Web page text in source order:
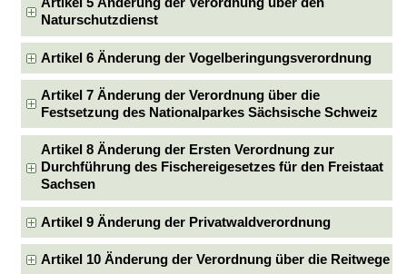
Artikel 5 Änderung der Verordnung über den
Naturschutzdienst
Artikel 6 Änderung der Vogelberingungsverordnung
Artikel 7 Änderung der Verordnung über die
Festsetzung des Nationalparkes Sächsische Schweiz
Artikel 8 Änderung der Ersten Verordnung zur
Durchführung des Fischereigesetzes für den Freistaat
Sachsen
Artikel 9 Änderung der Privatwaldverordnung
Artikel 10 Änderung der Verordnung über die Reitwege